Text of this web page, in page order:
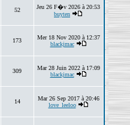
52
Jeu 26 F�v 2026 à 20:53
buyten
173
Mer 18 Nov 2020 à 12:37
blackjmac
309
Mar 28 Juin 2022 à 17:09
blackjmac
14
Mar 26 Sep 2017 à 20:46
love_leeloo